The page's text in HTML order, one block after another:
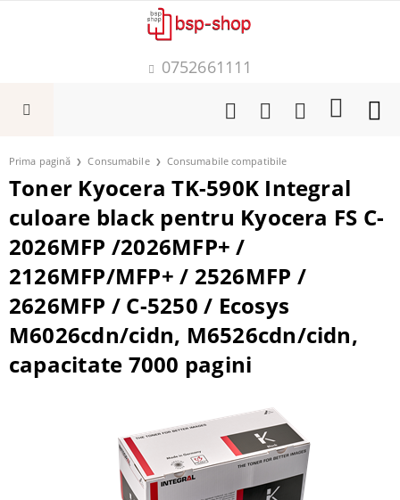
0752661111
Prima pagină Consumabile Consumabile compatibile
Toner Kyocera TK-590K Integral
culoare black pentru Kyocera FS C-
2026MFP /2026MFP+ /
2126MFP/MFP+ / 2526MFP /
2626MFP / C-5250 / Ecosys
M6026cdn/cidn, M6526cdn/cidn,
capacitate 7000 pagini